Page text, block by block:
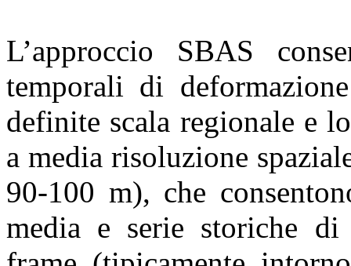
L’approccio SBAS
temporali di
definite scala regionale e
a media risoluzione
90-100 m), che
media e serie storiche di